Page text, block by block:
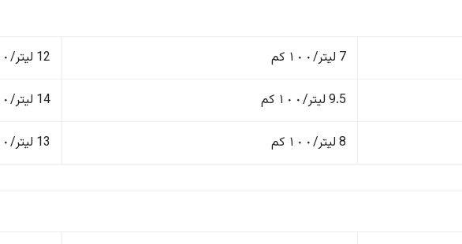
7 لیتر/١٠٠ کم 12 لیتر/١٠٠ کم
9.5 لیتر/١٠٠ کم 14 لیتر/١٠٠ کم
8 لیتر/١٠٠ کم 13 لیتر/١٠٠ کم